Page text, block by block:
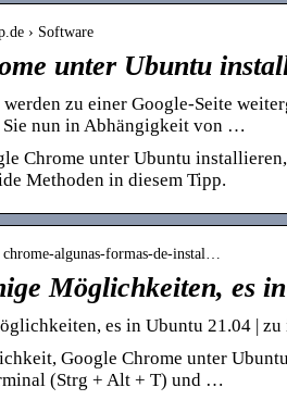
› Software
unter Ubuntu
zu einer Google-Seite
Sie nun in Abhängigkeit von …
Chrome unter Ubuntu
Methoden in diesem Tipp.
algunas-formas-de-instal…
Möglichkeiten, es
es in Ubuntu 21.04 |
Google Chrome unter
(Strg + Alt + T) und …